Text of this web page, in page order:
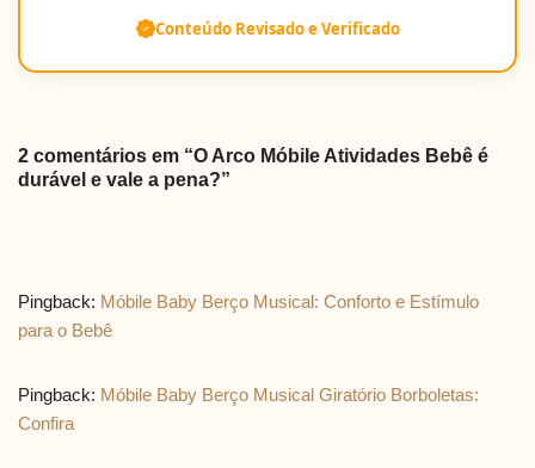
Conteúdo Revisado e Verificado
2 comentários em “O Arco Móbile Atividades Bebê é
durável e vale a pena?”
Pingback: Móbile Baby Berço Musical: Conforto e Estímulo
para o Bebê
Pingback: Móbile Baby Berço Musical Giratório Borboletas:
Confira